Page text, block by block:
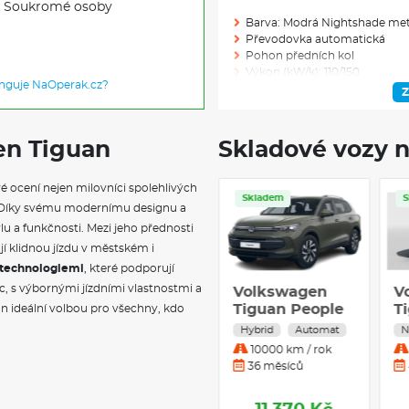
Soukromé osoby
NaOperak.cz?
Barva: Modrá Nightshade
Převodovka automatická
Pohon předních kol
Výkon (kW/k): 110/150
Ve výrobě: 0
VÝBAVA NAD
Akční paket Technik: Tažné
Trailer Assist, asistent
230 V zásuvka v
18" kola z lehké slitiny
bezpečnostními šrouby kol
Prodloužená záruka 5 let /
Systém sledování únavy a
únavou a nepozorností
prošíváním
Tiguan
ocení nejen milovníci spolehlivých
svému modernímu designu a
a funkčnosti. Mezi jeho přednosti
klidnou jízdu v městském i
, které podporují
s výbornými jízdními vlastnostmi a
ideální volbou pro všechny, kdo
Skladové vozy
Volkswagen
Tiguan People
Skladem
Volkswagen
Tiguan People
1,5 TSI
Hybrid Automat
10000 km / rok
36 měsíců